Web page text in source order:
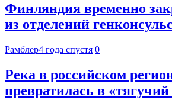
Финляндия временно
из отделений
Рамблер4 года спустя 0
Река в российском
превратилась в «тягучий